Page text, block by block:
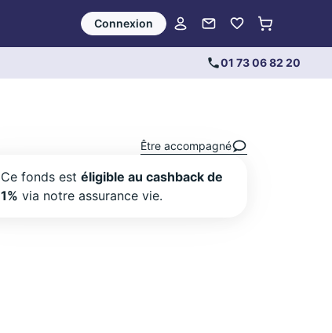
Connexion
01 73 06 82 20
Être accompagné
Ce fonds estéligible au cashback de
1% via notre assurance vie.